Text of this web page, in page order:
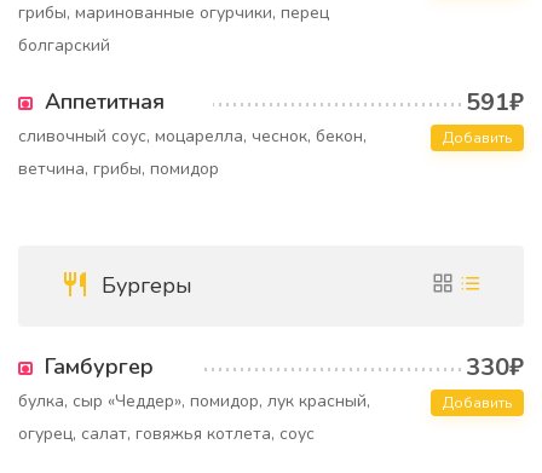
грибы, маринованные огурчики, перец
болгарский
Аппетитная 591₽
сливочный соус, моцарелла, чеснок, бекон,
ветчина, грибы, помидор
Добавить
Бургеры
Гамбургер 330₽
булка, сыр «Чеддер», помидор, лук красный,
огурец, салат, говяжья котлета, соус
Добавить